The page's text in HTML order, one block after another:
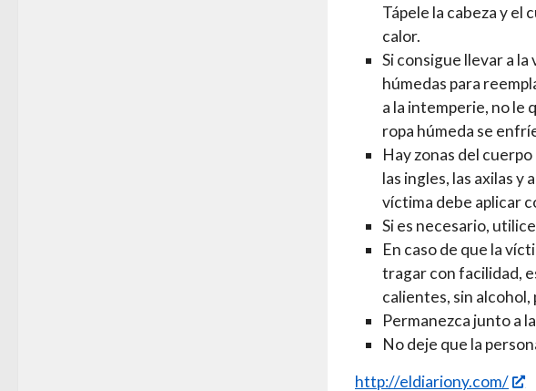
Tápele la cabeza y el
calor.
Si consigue llevar a
húmedas para
a la intemperie, no le
ropa húmeda se
Hay zonas del
las ingles, las axilas y
víctima debe aplicar
Si es necesario,
En caso de que la
tragar con facilidad,
calientes, sin
Permanezca junto a
No deje que la
http://eldiariony.com/